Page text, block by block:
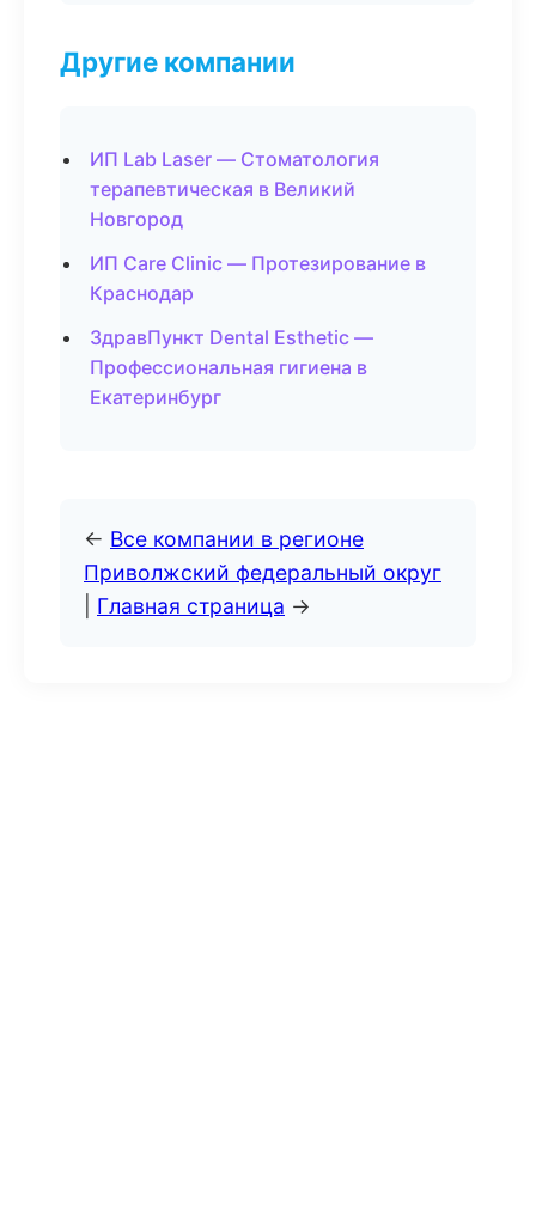
Другие компании
ИП Lab Laser — Стоматология
терапевтическая в Великий
Новгород
ИП Care Clinic — Протезирование в
Краснодар
ЗдравПункт Dental Esthetic —
Профессиональная гигиена в
Екатеринбург
← Все компании в регионе
Приволжский федеральный округ
Главная страница →